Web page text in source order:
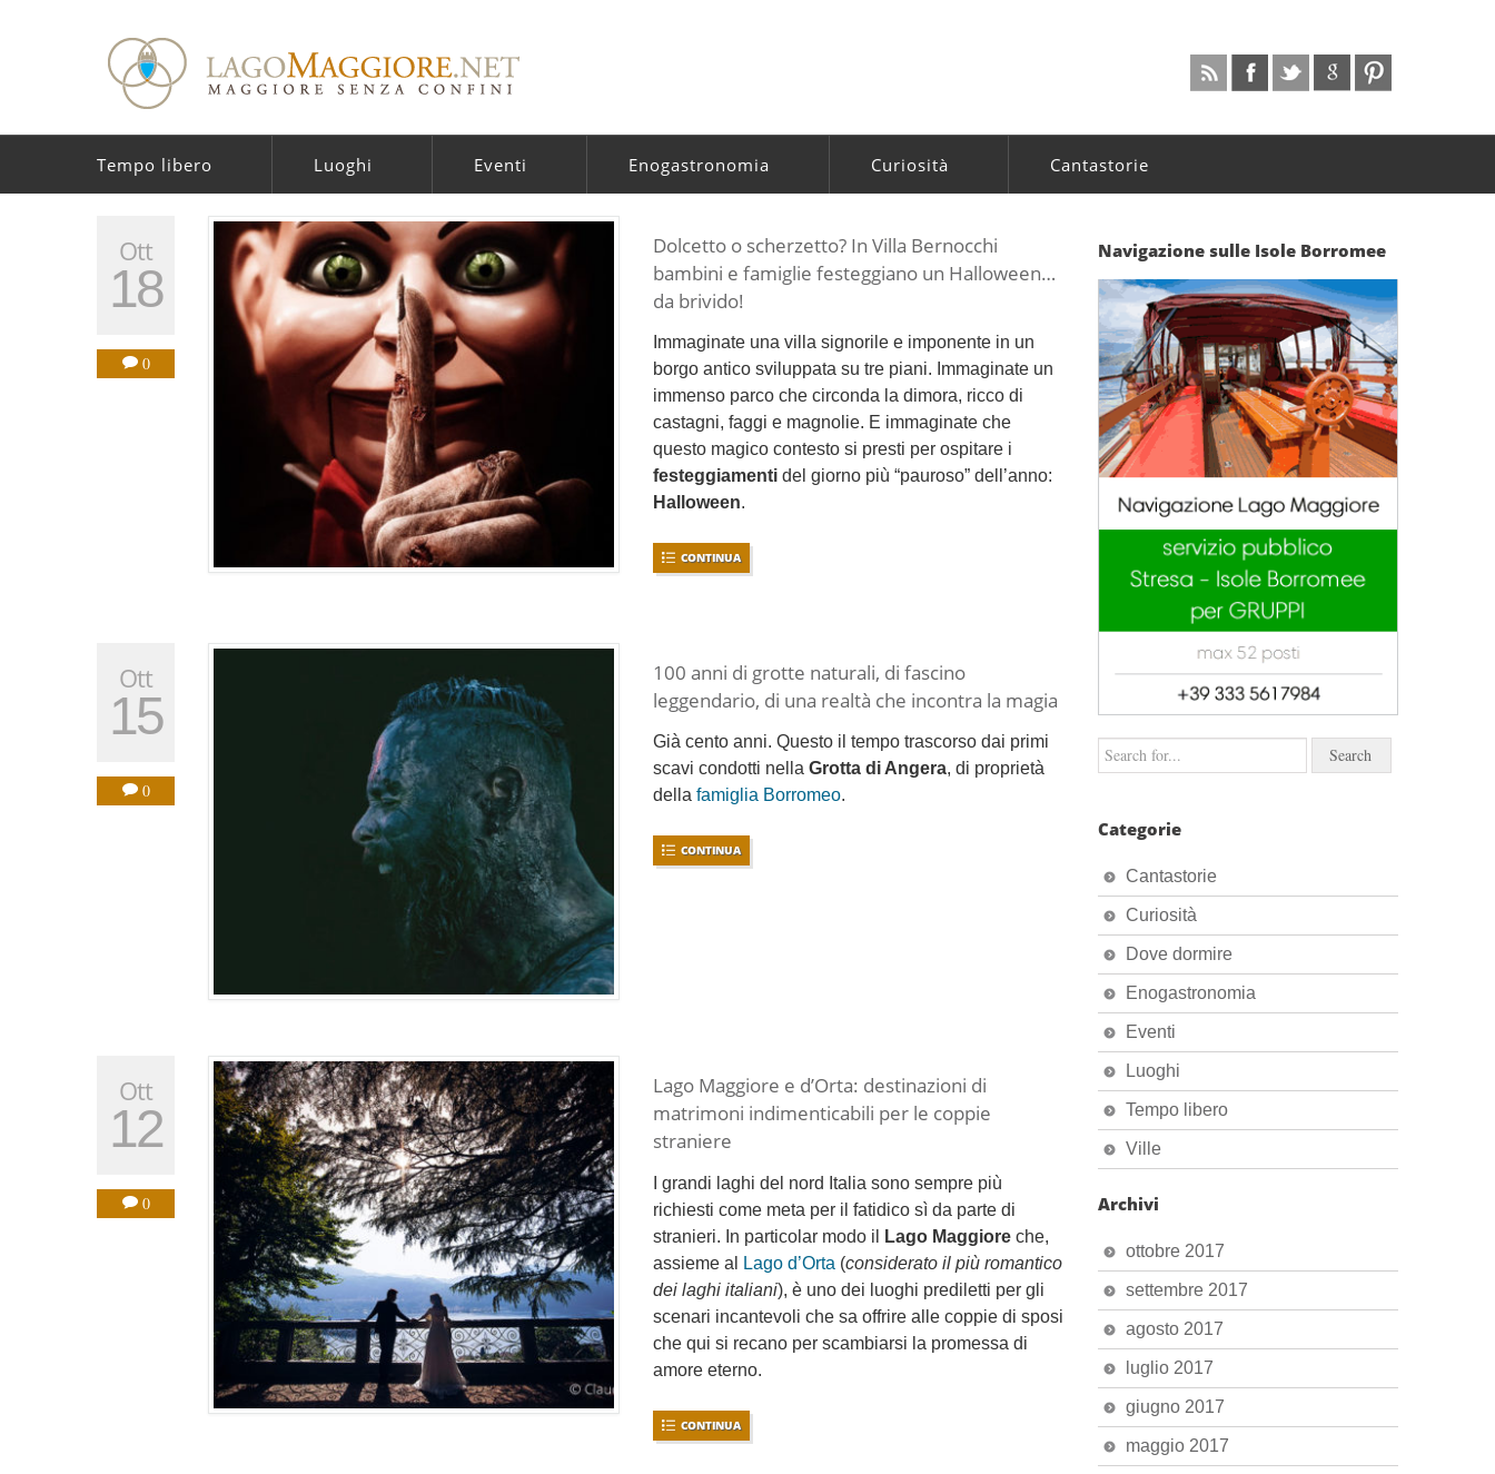
Tempo libero Luoghi Eventi Enogastronomia Curiosità Cantastorie
Ott
18
0
Dolcetto o scherzetto? In Villa Bernocchi
bambini e famiglie festeggiano un Halloween…
da brivido!
Immaginate una villa signorile e imponente in un
borgo antico sviluppata su tre piani. Immaginate un
immenso parco che circonda la dimora, ricco di
castagni, faggi e magnolie. E immaginate che
questo magico contesto si presti per ospitare i
festeggiamenti del giorno più “pauroso” dell’anno:
Halloween.
CONTINUA
Ott
15
0
100 anni di grotte naturali, di fascino
leggendario, di una realtà che incontra la magia
Già cento anni. Questo il tempo trascorso dai primi
scavi condotti nella Grotta di Angera, di proprietà
della famiglia Borromeo.
CONTINUA
Ott
12
0
Lago Maggiore e d’Orta: destinazioni di
matrimoni indimenticabili per le coppie
straniere
I grandi laghi del nord Italia sono sempre più
richiesti come meta per il fatidico sì da parte di
stranieri. In particolar modo il
Lago Maggiore che,
assieme al
Lago d’Orta (considerato il più romantico
dei laghi italiani), è uno dei luoghi prediletti per gli
scenari incantevoli che sa offrire alle coppie di sposi
che qui si recano per scambiarsi la promessa di
amore eterno.
CONTINUA
Navigazione sulle Isole Borromee
Categorie
Cantastorie
Curiosità
Dove dormire
Enogastronomia
Eventi
Luoghi
Tempo libero
Ville
Archivi
ottobre 2017
settembre 2017
agosto 2017
luglio 2017
giugno 2017
maggio 2017